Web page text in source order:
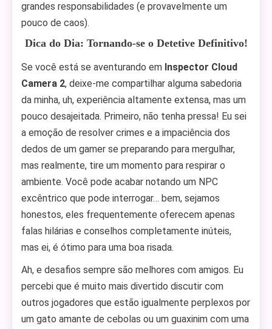
grandes responsabilidades (e provavelmente um
pouco de caos).
Dica do Dia: Tornando-se o Detetive Definitivo!
Se você está se aventurando em Inspector Cloud
Camera 2, deixe-me compartilhar alguma sabedoria
da minha, uh, experiência altamente extensa, mas um
pouco desajeitada. Primeiro, não tenha pressa! Eu sei
a emoção de resolver crimes e a impaciência dos
dedos de um gamer se preparando para mergulhar,
mas realmente, tire um momento para respirar o
ambiente. Você pode acabar notando um NPC
excêntrico que pode interrogar… bem, sejamos
honestos, eles frequentemente oferecem apenas
falas hilárias e conselhos completamente inúteis,
mas ei, é ótimo para uma boa risada.
Ah, e desafios sempre são melhores com amigos. Eu
percebi que é muito mais divertido discutir com
outros jogadores que estão igualmente perplexos por
um gato amante de cebolas ou um guaxinim com uma